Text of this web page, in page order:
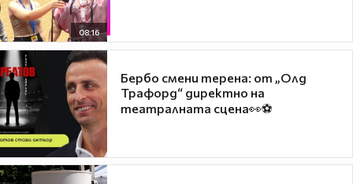
08:16
Бербо смени терена: от „Олд
Трафорд“ директно на
театралната сцена👀⚽